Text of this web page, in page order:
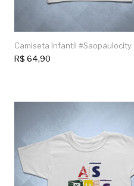
máximo
Camiseta Infantil #saopaulocity
R$ 64,90